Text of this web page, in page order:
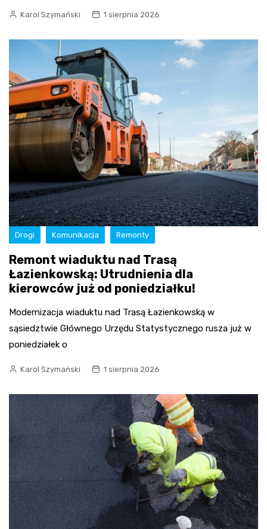
Karol Szymański 1 sierpnia 2026
Drogi Komunikacja Remonty
Remont wiaduktu nad Trasą
Łazienkowską: Utrudnienia dla
kierowców już od poniedziałku!
Modernizacja wiaduktu nad Trasą Łazienkowską w
sąsiedztwie Głównego Urzędu Statystycznego rusza już w
poniedziałek o
Karol Szymański 1 sierpnia 2026